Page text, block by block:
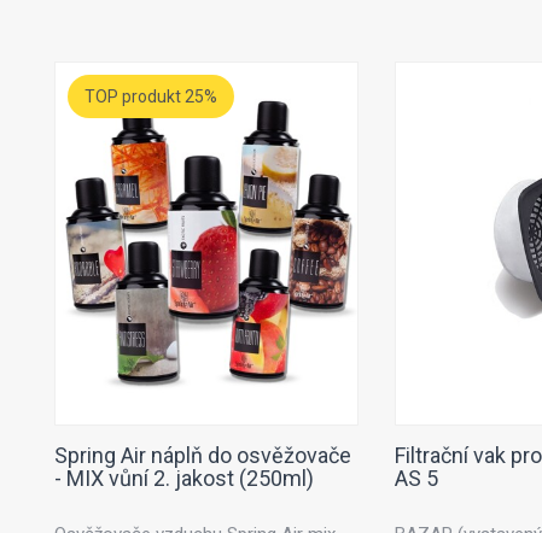
TOP produkt 25%
Spring Air náplň do osvěžovače
- MIX vůní 2. jakost (250ml)
Filtrační vak
AS 5